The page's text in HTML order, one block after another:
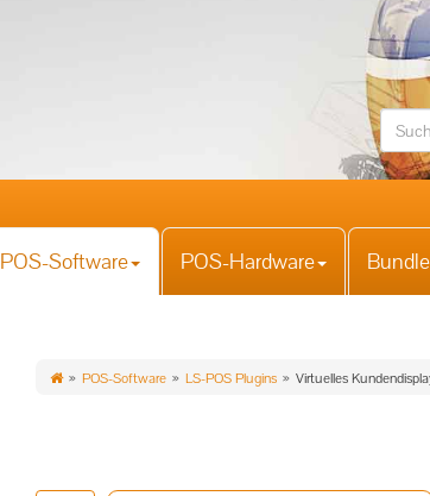
POS-Software POS-Hardware
POS-Software LS-POS Plugins Virtuelles